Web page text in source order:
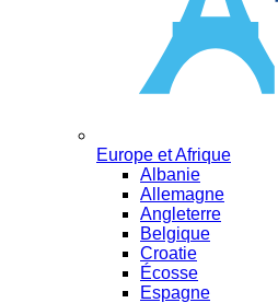
Europe et Afrique
Albanie
Allemagne
Angleterre
Belgique
Croatie
Écosse
Espagne